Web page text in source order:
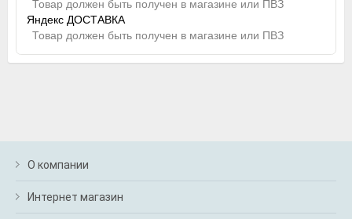
Товар должен быть получен в магазине или ПВЗ
Яндекс ДОСТАВКА
Товар должен быть получен в магазине или ПВЗ
О компании
Интернет магазин